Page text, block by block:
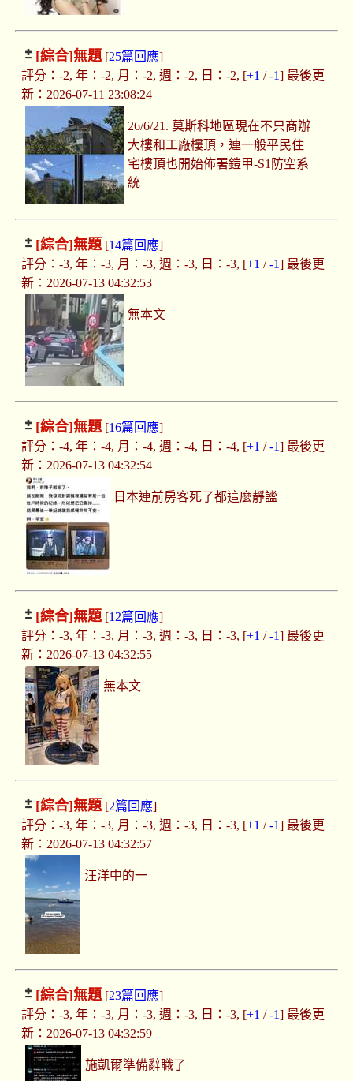
[綜合]無題[25篇回應]
評分：-2, 年：-2, 月：-2, 週：-2, 日：-2, [+1 /-1] 最後更
新：2026-07-11 23:08:24
26/6/21. 莫斯科地區現在不只商辦
大樓和工廠樓頂，連一般平民住
宅樓頂也開始佈署鎧甲-S1防空系
統
[綜合]無題[14篇回應]
評分：-3, 年：-3, 月：-3, 週：-3, 日：-3, [+1 /-1] 最後更
新：2026-07-13 04:32:53
無本文
[綜合]無題[16篇回應]
評分：-4, 年：-4, 月：-4, 週：-4, 日：-4, [+1 /-1] 最後更
新：2026-07-13 04:32:54
日本連前房客死了都這麼靜謐
[綜合]無題[12篇回應]
評分：-3, 年：-3, 月：-3, 週：-3, 日：-3, [+1 /-1] 最後更
新：2026-07-13 04:32:55
無本文
[綜合]無題[2篇回應]
評分：-3, 年：-3, 月：-3, 週：-3, 日：-3, [+1 /-1] 最後更
新：2026-07-13 04:32:57
汪洋中的一
[綜合]無題[23篇回應]
評分：-3, 年：-3, 月：-3, 週：-3, 日：-3, [+1 /-1] 最後更
新：2026-07-13 04:32:59
施凱爾準備辭職了